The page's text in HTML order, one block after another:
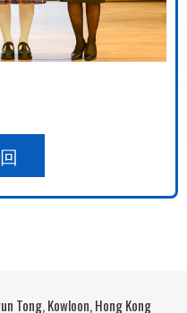
Tong, Kowloon, Hong Kong